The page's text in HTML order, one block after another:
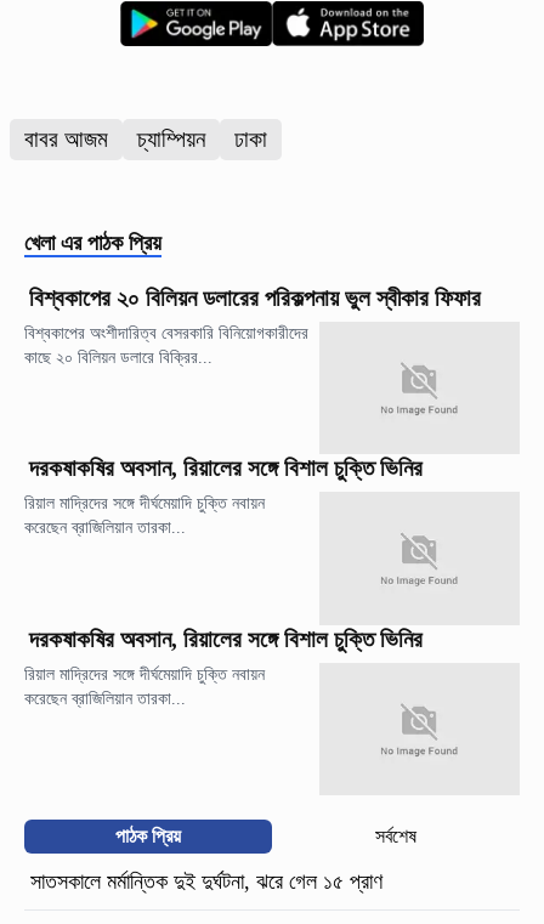
বাবর আজম চ্যাম্পিয়ন ঢাকা
খেলা এর পাঠক প্রিয়
বিশ্বকাপের ২০ বিলিয়ন ডলারের পরিকল্পনায় ভুল স্বীকার ফিফার
বিশ্বকাপের অংশীদারিত্ব বেসরকারি বিনিয়োগকারীদের
কাছে ২০ বিলিয়ন ডলারে বিক্রির...
দরকষাকষির অবসান, রিয়ালের সঙ্গে বিশাল চুক্তি ভিনির
রিয়াল মাদ্রিদের সঙ্গে দীর্ঘমেয়াদি চুক্তি নবায়ন
করেছেন ব্রাজিলিয়ান তারকা...
দরকষাকষির অবসান, রিয়ালের সঙ্গে বিশাল চুক্তি ভিনির
রিয়াল মাদ্রিদের সঙ্গে দীর্ঘমেয়াদি চুক্তি নবায়ন
করেছেন ব্রাজিলিয়ান তারকা...
পাঠক প্রিয় সর্বশেষ
সাতসকালে মর্মান্তিক দুই দুর্ঘটনা, ঝরে গেল ১৫ প্রাণ